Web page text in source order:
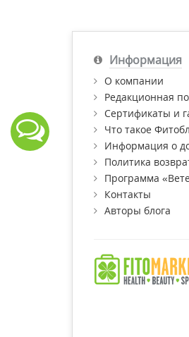
Информация
О компании
Редакционная
Сертификаты и
Что такое
Информация о
Политика
Программа
Контакты
Авторы блога